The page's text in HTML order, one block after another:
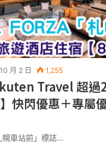
月 2 日 1,255
Travel 超過
快閃優惠＋專屬
幌車站前」標誌…